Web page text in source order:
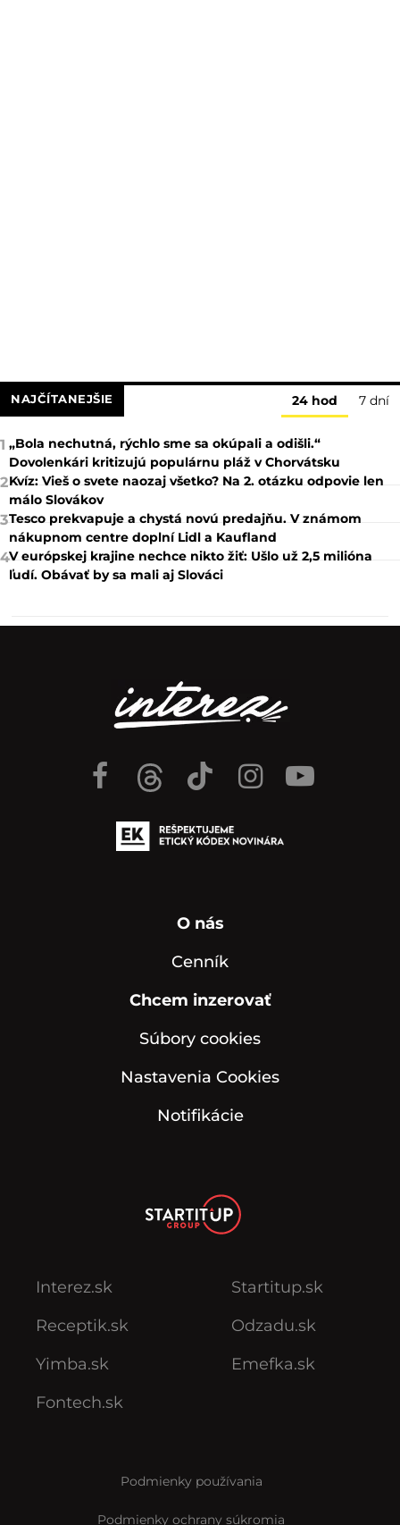
NAJČÍTANEJŠIE 24 hod 7 dní
1 „Bola nechutná, rýchlo sme sa okúpali a odišli.“
Dovolenkári kritizujú populárnu pláž v Chorvátsku
2Kvíz: Vieš o svete naozaj všetko? Na 2. otázku odpovie len
málo Slovákov
3Tesco prekvapuje a chystá novú predajňu. V známom
nákupnom centre doplní Lidl a Kaufland
4V európskej krajine nechce nikto žiť: Ušlo už 2,5 milióna
ľudí. Obávať by sa mali aj Slováci
O nás
Cenník
Chcem inzerovať
Súbory cookies
Nastavenia Cookies
Notifikácie
Interez.sk
Receptik.sk
Yimba.sk
Fontech.sk
Startitup.sk
Odzadu.sk
Emefka.sk
Podmienky používania
Podmienky ochrany súkromia